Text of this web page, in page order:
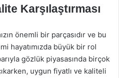
Karşılaştırması
önemli bir parçasıdır ve bu
hayatımızda büyük bir rol
gözlük piyasasında birçok
uygun fiyatlı ve kaliteli